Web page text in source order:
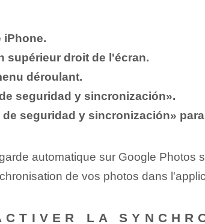
iPhone.
supérieur droit de l'écran.
déroulant.
seguridad y sincronización».
seguridad y sincronización»
automatique sur Google Photos
de vos photos dans
LA